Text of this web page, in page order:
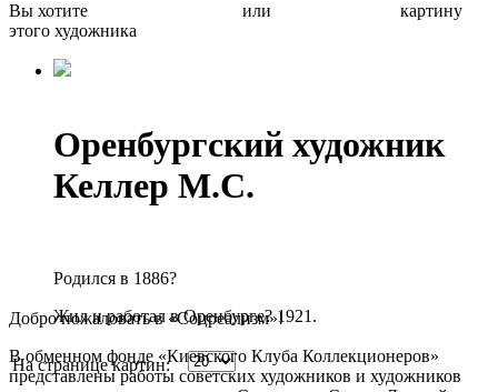
Вы хотите или
картину
этого художника
Оренбургский художник
Келлер М.С.
Родился в 1886?
Жил и работал в Оренбурге? 1921.
На странице картин:
Добро пожаловать в «Соцреализм»!
В обменном фонде «Киевского Клуба Коллекционеров»
представлены работы советских художников и художников